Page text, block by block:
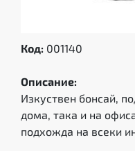
Код: 001140
Описание:
Изкуствен бонсай,
дома, така и на
подхожда на всеки